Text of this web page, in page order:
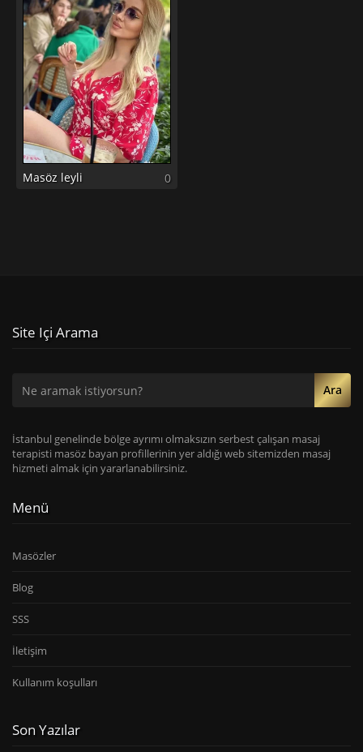
Masöz leyli 0
Site Içi Arama
Ara
İstanbul genelinde bölge ayrımı olmaksızın serbest çalışan masaj
terapisti masöz bayan profillerinin yer aldığı web sitemizden masaj
hizmeti almak için yararlanabilirsiniz.
Menü
Masözler
Blog
SSS
İletişim
Kullanım koşulları
Son Yazılar